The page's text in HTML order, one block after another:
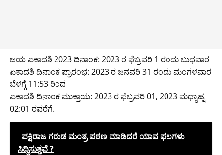
ಜಯ ಏಕಾದಶಿ 2023 ದಿನಾಂಕ: 2023 ರ ಫೆಬ್ರವರಿ 1 ರಂದು ಬುಧವಾರ
ಏಕಾದಶಿ ದಿನಾಂಕ ಪ್ರಾರಂಭ: 2023 ರ ಜನವರಿ 31 ರಂದು ಮಂಗಳವಾರ
ಬೆಳಗ್ಗೆ 11:53 ರಿಂದ
ಏಕಾದಶಿ ದಿನಾಂಕ ಮುಕ್ತಾಯ: 2023 ರ ಫೆಬ್ರವರಿ 01, 2023 ಮಧ್ಯಾಹ್ನ
02:01 ರವರೆಗೆ.
ಪಕ್ಷಿರಾಜ ಗರುಡ ಮಂತ್ರ ಪಠಣ ಮಾಡಿದರೆ ಯಾವ ಫಲಗಳು
ಸಿದ್ಧಿಸುತ್ತವೆ ?